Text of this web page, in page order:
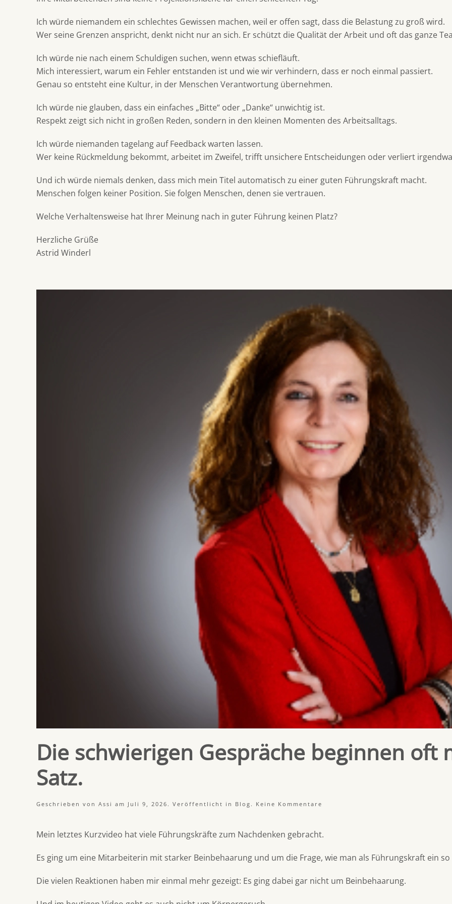
Ich würde niemandem ein schlechtes Gewissen machen, weil er offen sagt, dass die Belastung zu groß wird.
Wer seine Grenzen anspricht, denkt nicht nur an sich. Er schützt die Qualität der Arbeit und oft das ganze
Ich würde nie nach einem Schuldigen suchen, wenn etwas schiefläuft.
Mich interessiert, warum ein Fehler entstanden ist und wie wir verhindern, dass er noch einmal passiert.
Genau so entsteht eine Kultur, in der Menschen Verantwortung übernehmen.
Ich würde nie glauben, dass ein einfaches „Bitte“ oder „Danke“ unwichtig ist.
Respekt zeigt sich nicht in großen Reden, sondern in den kleinen Momenten des Arbeitsalltags.
Ich würde niemanden tagelang auf Feedback warten lassen.
Wer keine Rückmeldung bekommt, arbeitet im Zweifel, trifft unsichere Entscheidungen oder verliert
Und ich würde niemals denken, dass mich mein Titel automatisch zu einer guten Führungskraft macht.
Menschen folgen keiner Position. Sie folgen Menschen, denen sie vertrauen.
Welche Verhaltensweise hat Ihrer Meinung nach in guter Führung keinen Platz?
Herzliche Grüße
Astrid Winderl
Die schwierigen Gespräche beginnen oft
Satz.
Geschrieben von Assi am Juli 9, 2026 . Veröffentlicht in Blog . Keine Kommentare
einem
Mein letztes Kurzvideo hat viele Führungskräfte zum Nachdenken gebracht.
Es ging um eine Mitarbeiterin mit starker Beinbehaarung und um die Frage, wie man als Führungskraft ein
Die vielen Reaktionen haben mir einmal mehr gezeigt: Es ging dabei gar nicht um Beinbehaarung.